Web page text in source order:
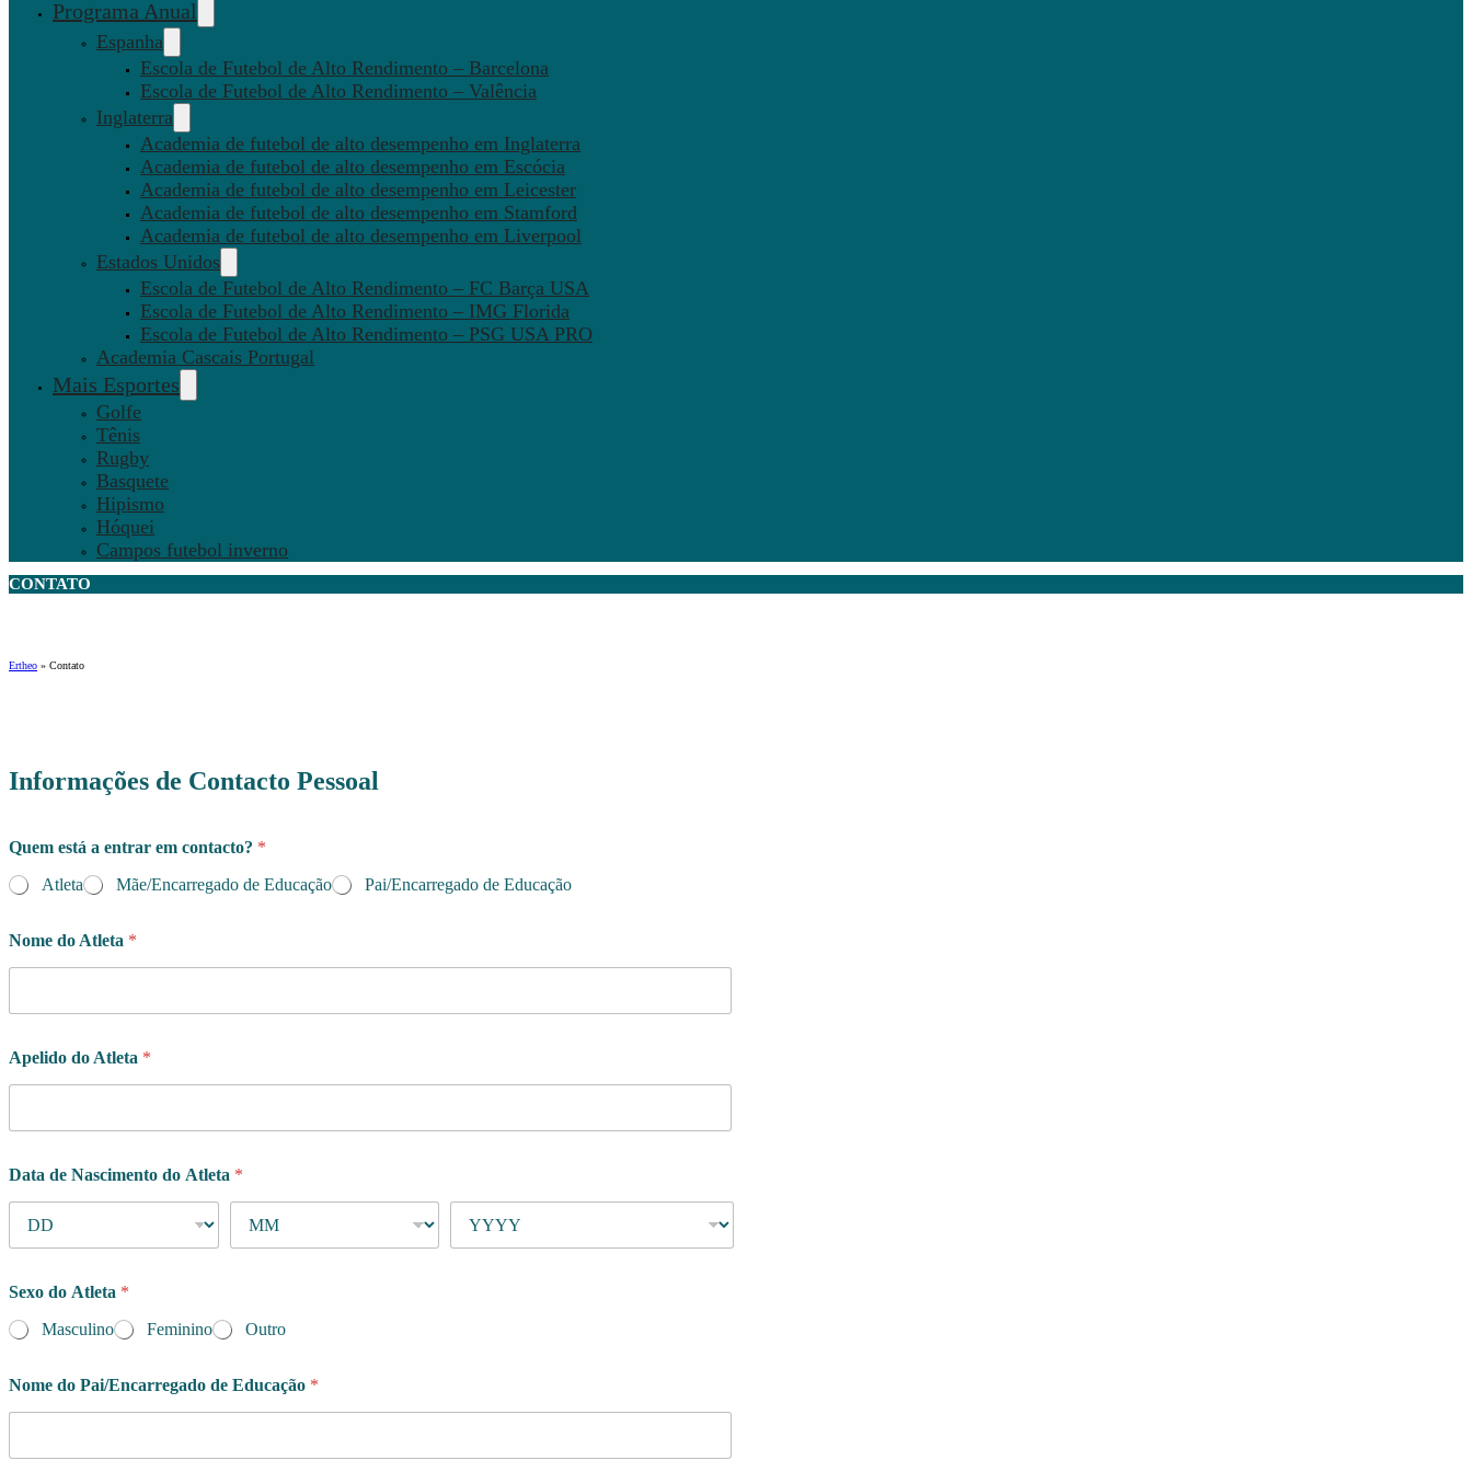
Programa Anual
Espanha
Escola de Futebol de Alto Rendimento – Barcelona
Escola de Futebol de Alto Rendimento – Valência
Inglaterra
Academia de futebol de alto desempenho em Inglaterra
Academia de futebol de alto desempenho em Escócia
Academia de futebol de alto desempenho em Leicester
Academia de futebol de alto desempenho em Stamford
Academia de futebol de alto desempenho em Liverpool
Estados Unidos
Escola de Futebol de Alto Rendimento – FC Barça USA
Escola de Futebol de Alto Rendimento – IMG Florida
Escola de Futebol de Alto Rendimento – PSG USA PRO
Academia Cascais Portugal
Mais Esportes
Golfe
Tênis
Rugby
Basquete
Hipismo
Hóquei
Campos futebol inverno
CONTATO
Ertheo » Contato
Informações de Contacto Pessoal
e
e
o
o
j
e
Quem está a entrar em contacto? *
Atleta
Mãe/Encarregado de Educação Pai/Encarregado de Educação
Nome do Atleta *
Apelido do Atleta *
Data de Nascimento do Atleta *
Sexo do Atleta *
Masculino
Feminino Outro
Nome do Pai/Encarregado de Educação *